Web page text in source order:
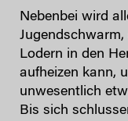
Nebenbei wird
Lodern in den
aufheizen kann,
unwesentlich
Bis sich